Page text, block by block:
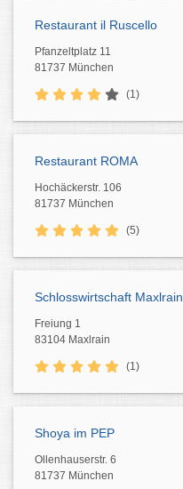
Restaurant il Ruscello
Pfanzeltplatz 11
81737 München
(1)
Restaurant ROMA
Hochäckerstr. 106
81737 München
(5)
Schlosswirtschaft Maxlrain
Freiung 1
83104 Maxlrain
(1)
Shoya im PEP
Ollenhauserstr. 6
81737 München